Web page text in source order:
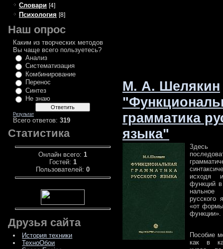
Словари [4]
Психология [8]
Наш опрос
Каким из творческих методов
Вы чаще всего пользуетесь?
Анализ
Систематизация
Комбинирование
Перенос
Синтез
Не знаю
Результат
Всего ответов: 319
Статистика
Онлайн всего: 1
Гостей: 1
Пользователей: 0
Друзья сайта
История техники
ТехноОбои
М. А. Шелякин
грамматика
языка"
исходя
функций
нальное
русского
«от
функции».
Пособие
как в